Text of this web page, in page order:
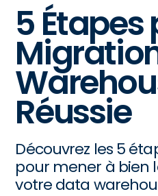
5 Étapes
Réussie
Découvrez les 5
pour mener à bien
votre data